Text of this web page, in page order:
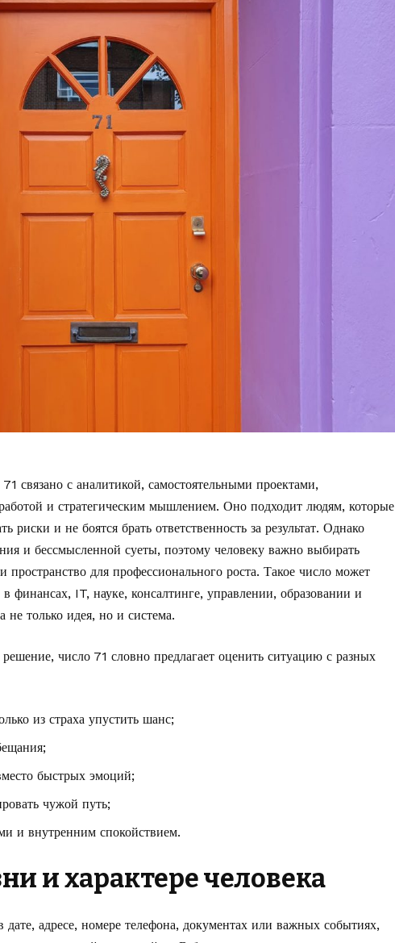
связано с аналитикой, самостоятельными проектами,
и стратегическим мышлением. Оно подходит людям, которые
риски и не боятся брать ответственность за результат. Однако
и бессмысленной суеты, поэтому человеку важно выбирать
пространство для профессионального роста. Такое число может
финансах, IT, науке, консалтинге, управлении, образовании и
не только идея, но и система.
число 71 словно предлагает оценить ситуацию с разных
из страха упустить шанс;
быстрых эмоций;
чужой путь;
и внутренним спокойствием.
и характере человека
дате, адресе, номере телефона, документах или важных событиях,